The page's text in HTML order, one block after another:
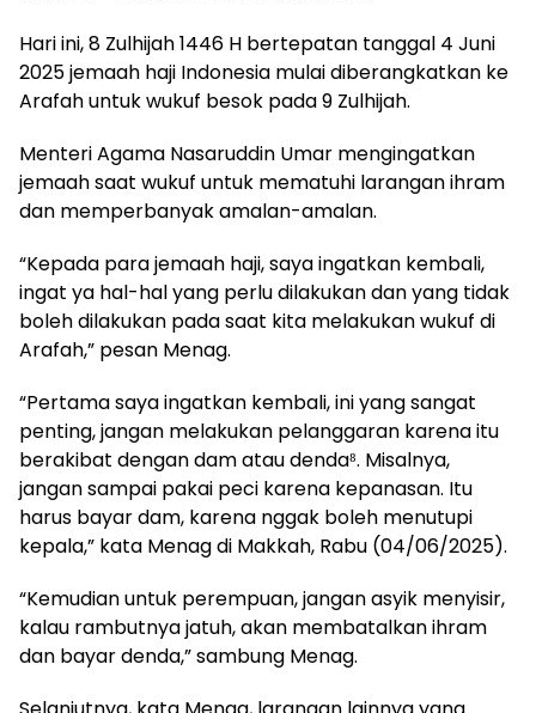
Hari ini, 8 Zulhijah 1446 H bertepatan tanggal 4 Juni
2025 jemaah haji Indonesia mulai diberangkatkan ke
Arafah untuk wukuf besok pada 9 Zulhijah.
Menteri Agama Nasaruddin Umar mengingatkan
jemaah saat wukuf untuk mematuhi larangan ihram
dan memperbanyak amalan-amalan.
“Kepada para jemaah haji, saya ingatkan kembali,
ingat ya hal-hal yang perlu dilakukan dan yang tidak
boleh dilakukan pada saat kita melakukan wukuf di
Arafah,” pesan Menag.
“Pertama saya ingatkan kembali, ini yang sangat
penting, jangan melakukan pelanggaran karena itu
berakibat dengan dam atau denda⁸. Misalnya,
jangan sampai pakai peci karena kepanasan. Itu
harus bayar dam, karena nggak boleh menutupi
kepala,” kata Menag di Makkah, Rabu (04/06/2025).
“Kemudian untuk perempuan, jangan asyik menyisir,
kalau rambutnya jatuh, akan membatalkan ihram
dan bayar denda,” sambung Menag.